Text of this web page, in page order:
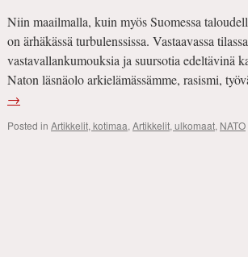
Niin maailmalla, kuin myös Suomessa
on ärhäkässä turbulenssissa. Vastaavassa
vastavallankumouksia ja suursotia edeltävinä
Naton läsnäolo arkielämässämme, rasismi,
→
Posted in Artikkelit, kotimaa, Artikkelit, ulkomaat, NATO